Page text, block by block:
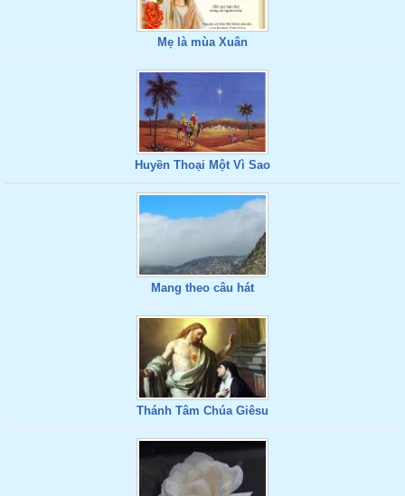
Mẹ là mùa Xuân
Huyền Thoại Một Vì Sao
Mang theo câu hát
Thánh Tâm Chúa Giêsu